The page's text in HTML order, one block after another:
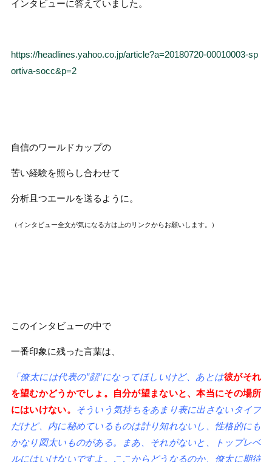
インタビューに答えていました。
https://headlines.yahoo.co.jp/article?a=20180720-00010003-sp
ortiva-socc&p=2
自信のワールドカップの
苦い経験を照らし合わせて
分析且つエールを送るように。
（インタビュー全文が気になる方は 上のリンクからお願いします。）
このインタビューの中で
一番印象に残った言葉は、
「僚太には代表の”顔”になってほしいけど、あとは彼がそれ
を望むかどうかでしょ。自分が望まないと、本当にその場所
にはいけない。
そういう気持ちをあまり表に出さないタイプ
だけど、内に秘めているものは計り知れないし、性格的にも
かなり図太いものがある。まあ、それがないと、トップレベ
ルにはいけないですよ。ここからどうなるのか、僚太に期待